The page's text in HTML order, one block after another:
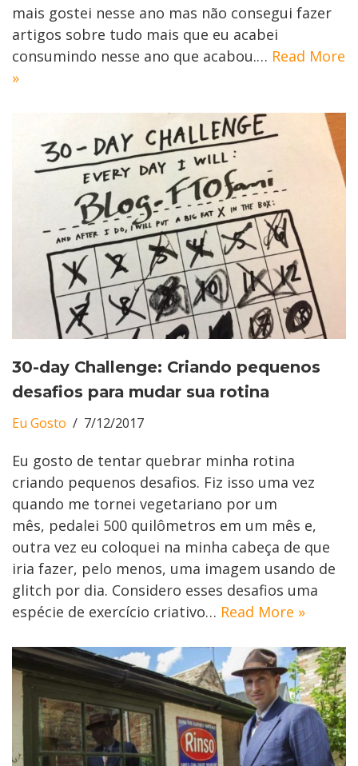
mais gostei nesse ano mas não consegui fazer
artigos sobre tudo mais que eu acabei
consumindo nesse ano que acabou.… Read More
»
30-day Challenge: Criando pequenos
desafios para mudar sua rotina
Eu Gosto 7/12/2017
Eu gosto de tentar quebrar minha rotina
criando pequenos desafios. Fiz isso uma vez
quando me tornei vegetariano por um
mês, pedalei 500 quilômetros em um mês e,
outra vez eu coloquei na minha cabeça de que
iria fazer, pelo menos, uma imagem usando de
glitch por dia. Considero esses desafios uma
espécie de exercício criativo… Read More »